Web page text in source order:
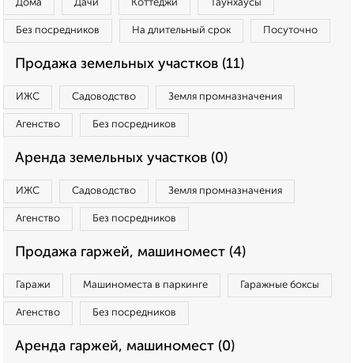
Дома Дачи Коттеджи Таунхаусы
Без посредников На длительный срок Посуточно
Продажа земельных участков (11)
ИЖС Садоводство Земля промназначения
Агенство Без посредников
Аренда земельных участков (0)
ИЖС Садоводство Земля промназначения
Агенство Без посредников
Продажа гаржей, машиномест (4)
Гаражи Машиноместа в паркинге Гаражные боксы
Агенство Без посредников
Аренда гаржей, машиномест (0)